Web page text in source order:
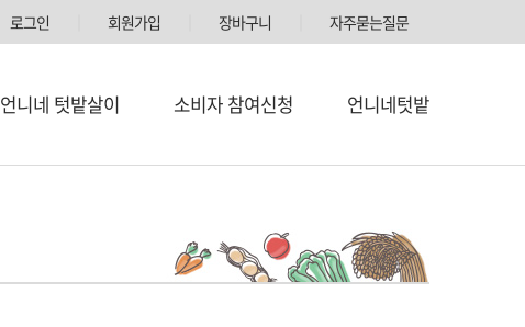
로그인 회원가입 장바구니 자주묻는질문
언니네 텃밭살이 소비자 참여신청 언니네텃밭